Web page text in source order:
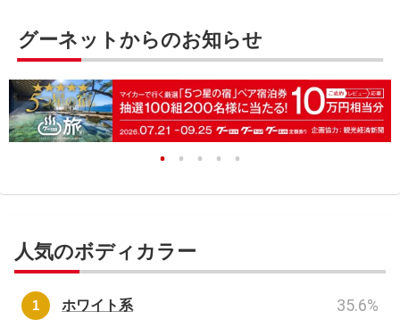
グーネットからのお知らせ
人気のボディカラー
ホワイト系 35.6%